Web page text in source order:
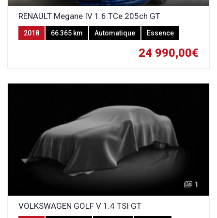
RENAULT Megane IV 1.6 TCe 205ch GT
24 990,00€
2018 66 365 km Automatique Essence
1
VOLKSWAGEN GOLF V 1.4 TSI GT